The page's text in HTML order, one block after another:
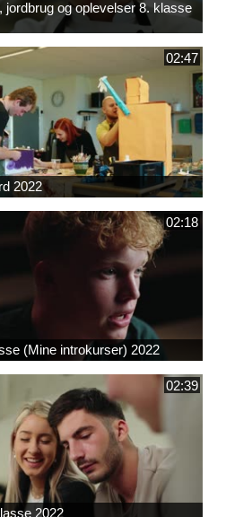
jordbrug og oplevelser 8. klasse
02:47
2022
02:18
(Mine introkurser) 2022
02:39
2022